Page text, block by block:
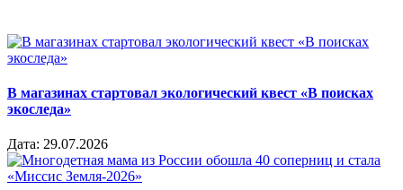
В магазинах стартовал экологический квест «В поисках
экоследа»
Дата: 29.07.2026